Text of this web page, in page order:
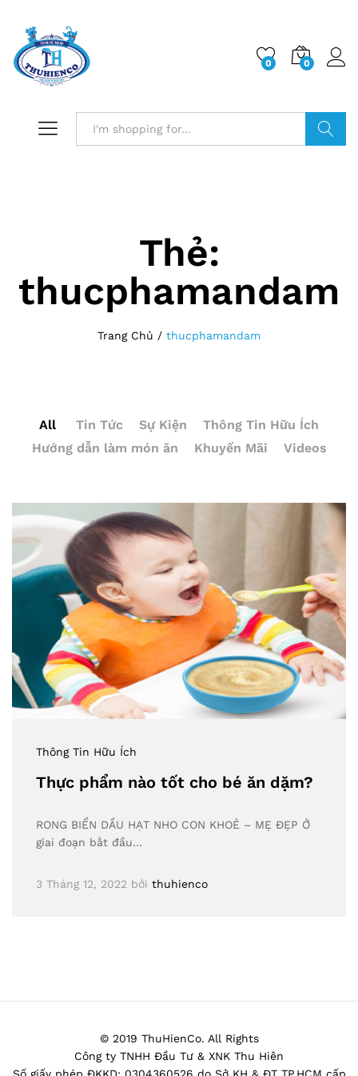
0 0
Thẻ:
thucphamandam
Trang Chủ / thucphamandam
All Tin Tức Sự Kiện
Thông Tin Hữu Ích
Hướng dẫn làm món ăn
Khuyến Mãi Videos
Thông Tin Hữu Ích
Thực phẩm nào tốt cho bé ăn dặm?
RONG BIỂN DẦU HẠT NHO CON KHOẺ – MẸ ĐẸP Ở
giai đoạn bắt đầu…
3 Tháng 12, 2022 bởi thuhienco
© 2019 ThuHienCo. All Rights
Công ty TNHH Đầu Tư & XNK Thu Hiên